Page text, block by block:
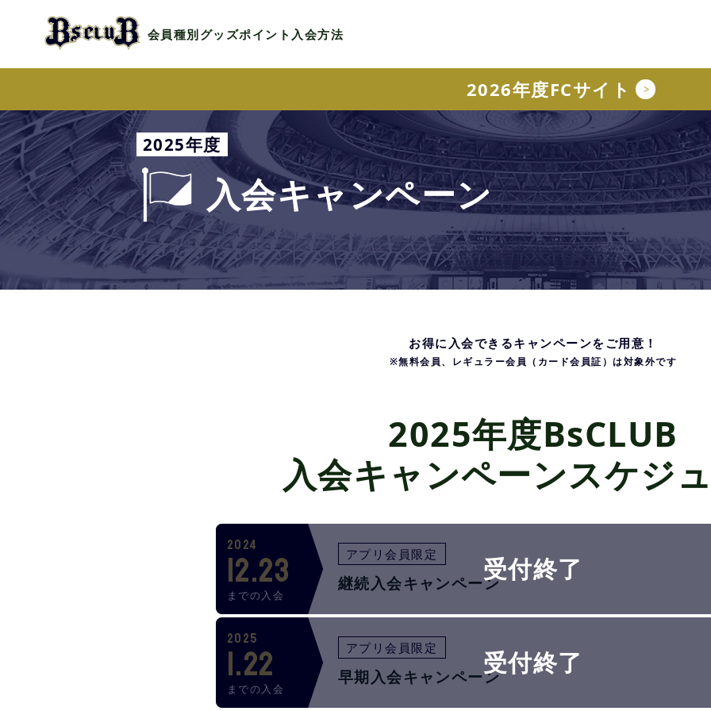
会員種別グッズポイント 入会方法
2026年度FCサイト
2025年度
入会キャンペーン
お得に入会できるキャンペーンをご用意！
※無料会員、レギュラー会員（カード会員証）は対象外です
2025年度BsCLUB
入会キャンペーンスケジ
2024
12.23
までの入会
アプリ会員限定
継続入会キャンペーン
2025
1.22
までの入会
アプリ会員限定
早期入会キャンペーン